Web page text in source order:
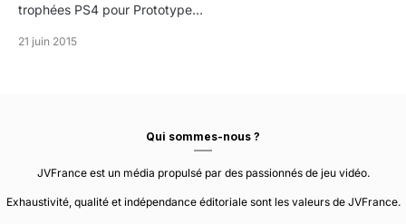
trophées PS4 pour Prototype…
21 juin 2015
Qui sommes-nous ?
JVFrance est un média propulsé par des passionnés de jeu vidéo.
Exhaustivité, qualité et indépendance éditoriale sont les valeurs de JVFrance.